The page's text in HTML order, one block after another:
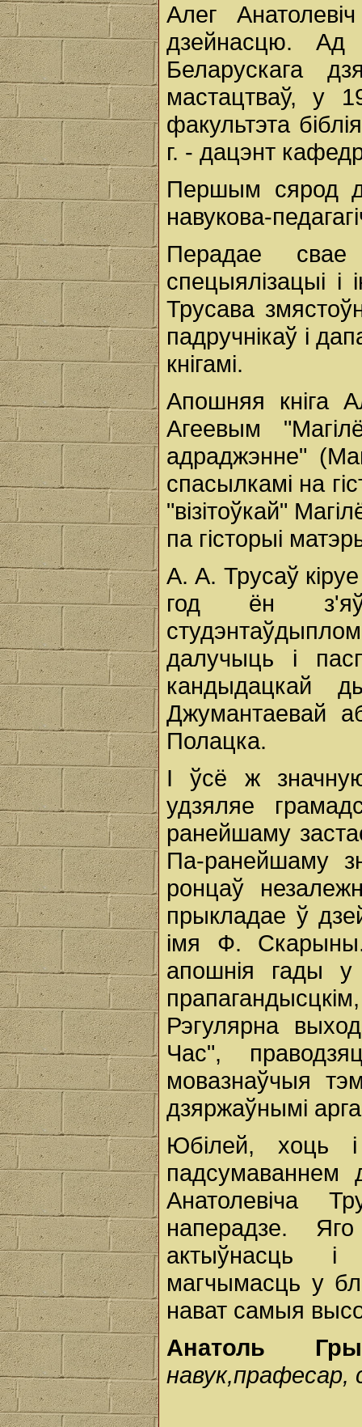
Алег
дзейнасцю.
Беларускага
мастацтваў, у
факультэта
г. - дацэнт
Першым сярод
навукова-
Перадае свае
спецыялізацыі
Трусава
падручнікаў і
кнігамі.
Апошняя кніга
Агеевым
адраджэнне"
спасылкамі на
"візітоўкай"
па гісторыі
А. А. Трусаў
год ён
далучыць і
кандыдацкай
Джумантаевай
Полацка.
І ўсё ж
удзяляе
ранейшаму
Па-ранейшаму
ронцаў
прыкладае ў
імя Ф.
апошнія гады у
Рэгулярна
Час",
мовазнаўчыя
дзяржаўнымі
Юбілей, хоць
падсумаваннем
Анатолевіча
наперадзе.
актыўнасць і
магчымасць у
нават самыя
Анатоль